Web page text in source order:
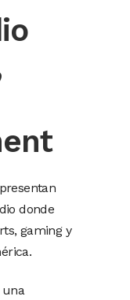
donde
gaming y
una